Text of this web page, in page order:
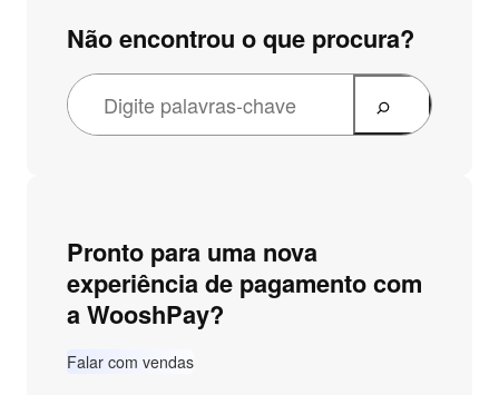
Não encontrou o que procura?
Pronto para uma nova
experiência de pagamento com
a WooshPay?
Falar com vendas